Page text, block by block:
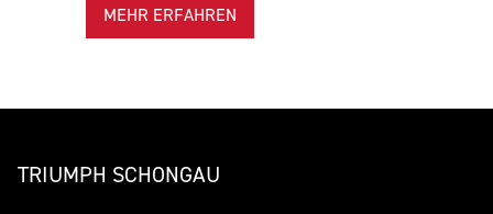
MEHR ERFAHREN
TRIUMPH SCHONGAU